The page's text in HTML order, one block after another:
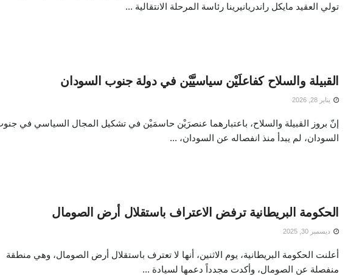
تولي العقيد مايكل راندريانيرينا رئاسة المرحلة الانتقالية ...
القبيلة والسلاح كفاعلَيْن سياسيَّيْن في دولة جنوب السودان
يناير 28, 2026
إنّ بروز القبيلة والسلاح، باعتبارهما عنصرَيْن حاسمَيْن في تشكيل المجال السياسي في
السودان، لم يبدأ منذ انفصاله عن السودان، ...
الحكومة البريطانية ترفض الاعتراف باستقلال أرض الصومال
ديسمبر 30, 2025
أعلنت الحكومة البريطانية، يوم الاثنين، أنها لا تعترف باستقلال أرض الصومال، وهي منطقة
منفصلة عن الصومال، وأكدت مجدداً دعمها لسيادة ...